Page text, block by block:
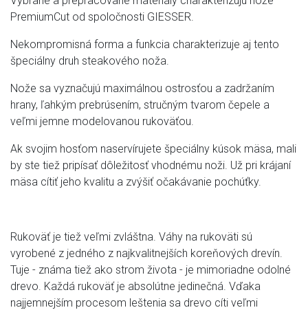
PremiumCut od spoločnosti GIESSER.
Nekompromisná forma a funkcia charakterizuje aj tento
špeciálny druh steakového noža.
Nože sa vyznačujú maximálnou ostrosťou a zadržaním
hrany, ľahkým prebrúsením, stručným tvarom čepele a
veľmi jemne modelovanou rukoväťou.
Ak svojim hosťom naservírujete špeciálny kúsok mäsa, mali
by ste tiež pripísať dôležitosť vhodnému noži. Už pri krájaní
mäsa cítiť jeho kvalitu a zvýšiť očakávanie pochúťky.
Rukoväť je tiež veľmi zvláštna. Váhy na rukoväti sú
vyrobené z jedného z najkvalitnejších koreňových drevín.
Tuje - známa tiež ako strom života - je mimoriadne odolné
drevo. Každá rukoväť je absolútne jedinečná. Vďaka
najjemnejším procesom leštenia sa drevo cíti veľmi